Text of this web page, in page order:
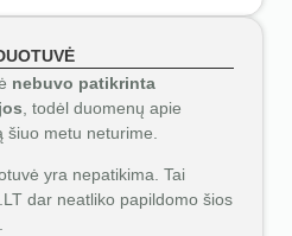
nebuvo patikrinta
, todėl duomenų apie
metu neturime.
yra nepatikima. Tai
dar neatliko papildomo šios